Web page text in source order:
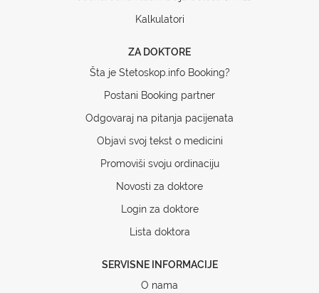
Kalkulatori
ZA DOKTORE
Šta je Stetoskop.info Booking?
Postani Booking partner
Odgovaraj na pitanja pacijenata
Objavi svoj tekst o medicini
Promoviši svoju ordinaciju
Novosti za doktore
Login za doktore
Lista doktora
SERVISNE INFORMACIJE
O nama